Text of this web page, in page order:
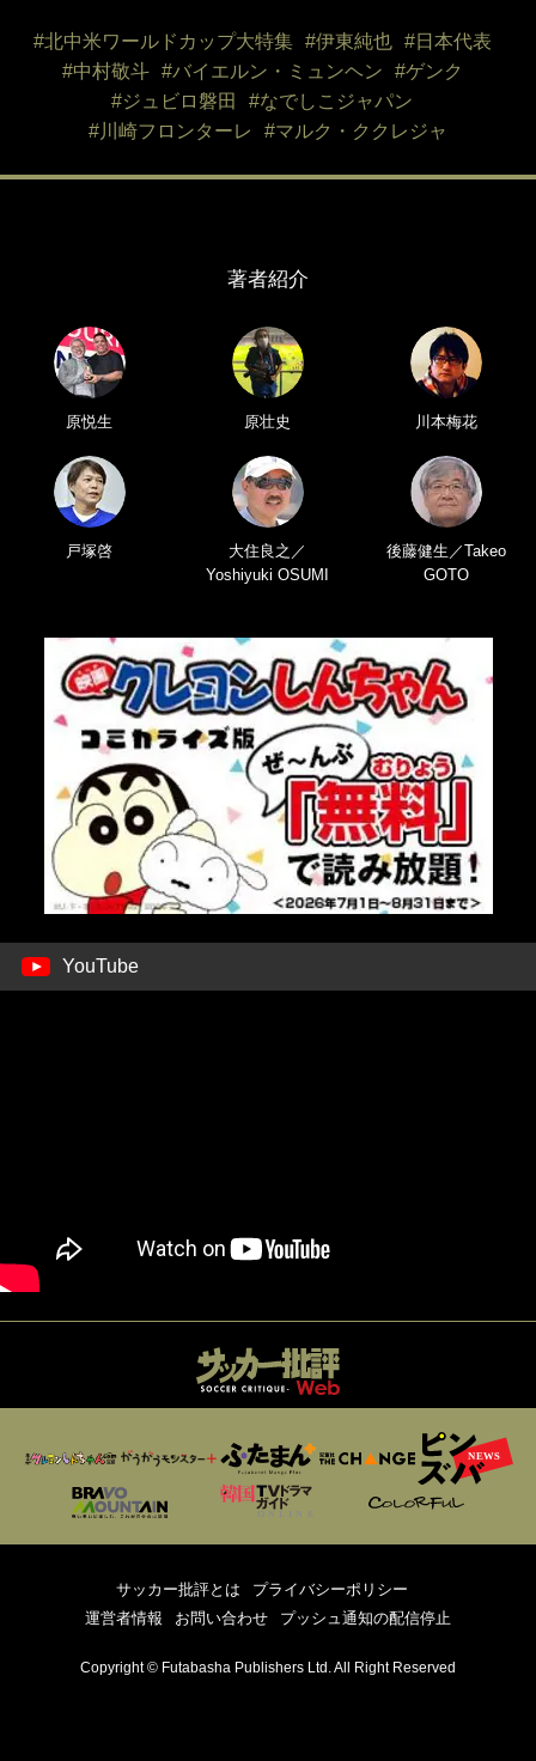
#北中米ワールドカップ大特集 #伊東純也
#日本代表
#中村敬斗
#バイエルン・ミュンヘン
#ゲンク
#ジュビロ磐田
#なでしこジャパン
#川崎フロンターレ
#マルク・ククレジャ
著者紹介
原悦生 原壮史 川本梅花
戸塚啓
大住良之／
Yoshiyuki OSUMI
後藤健生／Takeo
GOTO
YouTube
サッカー批評とは
プライバシーポリシー
運営者情報
お問い合わせ プッシュ通知の配信停止
Copyright © Futabasha Publishers Ltd. All Right Reserved